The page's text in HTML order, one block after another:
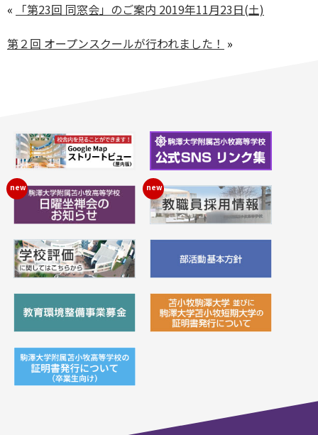
«
「第23回 同窓会」のご案内 2019年11月23日(土)
第２回 オープンスクールが行われました！ »